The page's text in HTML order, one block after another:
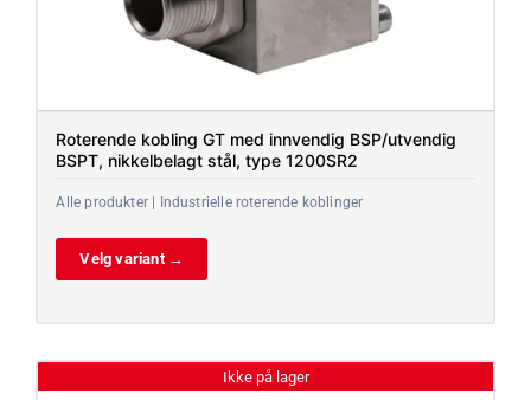
Roterende kobling GT med innvendig BSP/utvendig
BSPT, nikkelbelagt stål, type 1200SR2
Alle produkter | Industrielle roterende koblinger
Velg variant →
Ikke på lager